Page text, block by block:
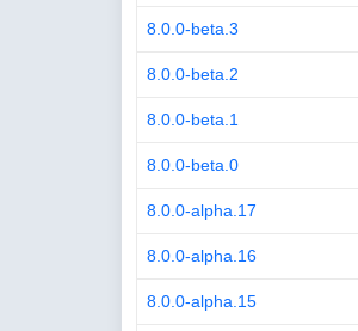
8.0.0-beta.3
8.0.0-beta.2
8.0.0-beta.1
8.0.0-beta.0
8.0.0-alpha.17
8.0.0-alpha.16
8.0.0-alpha.15